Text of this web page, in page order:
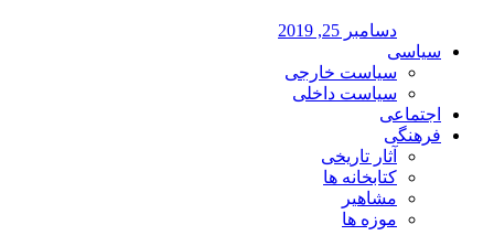
دسامبر 25, 2019
سیاسی
سیاست خارجی
سیاست داخلی
اجتماعی
فرهنگی
آثار تاریخی
کتابخانه ها
مشاهیر
موزه ها